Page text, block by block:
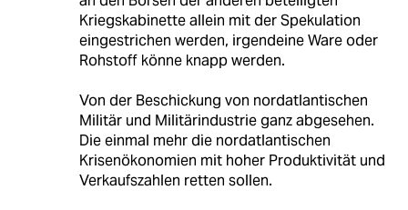
Kriegskabinette allein mit der Spekulation
eingestrichen werden, irgendeine Ware oder
Rohstoff könne knapp werden.
Von der Beschickung von nordatlantischen
Militär und Militärindustrie ganz abgesehen.
Die einmal mehr die nordatlantischen
Krisenökonomien mit hoher Produktivität und
Verkaufszahlen retten sollen.